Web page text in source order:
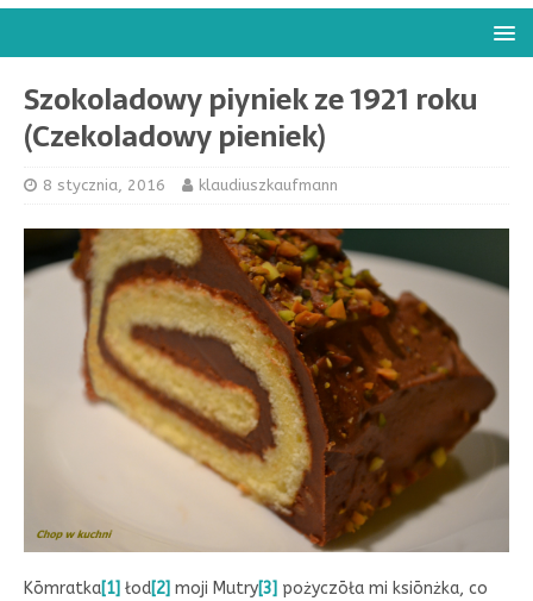
Szokoladowy piyniek ze 1921 roku
(Czekoladowy pieniek)
8 stycznia, 2016 klaudiuszkaufmann
Kōmratka[1] łod[2] moji Mutry[3] pożyczōła mi ksiōnżka, co